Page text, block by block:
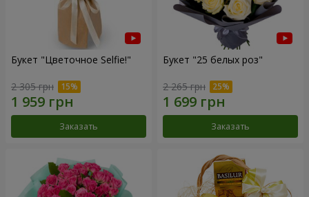
Букет "Цветочное Selfie!"
2 305 грн
Заказать
Букет "25 белых роз"
2 265 грн
Заказать